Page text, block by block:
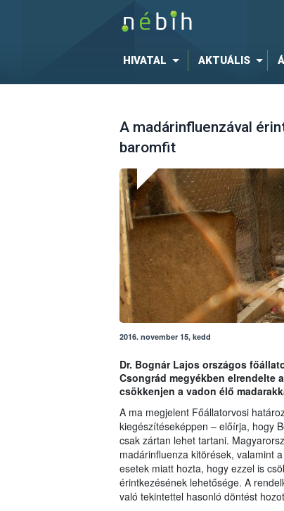
HIVATAL AKTUÁLIS
A madárinfluenzával
baromfit
2016. november 15, kedd
Dr. Bognár Lajos országos
Csongrád megyékben elrendelte
csökkenjen a vadon élő
A ma megjelent Főállatorvosi
kiegészítéseképpen – előírja, hogy
csak zártan lehet tartani.
madárinfluenza kitörések, valamint
esetek miatt hozta, hogy ezzel is
érintkezésének lehetősége. A
való tekintettel hasonló döntést